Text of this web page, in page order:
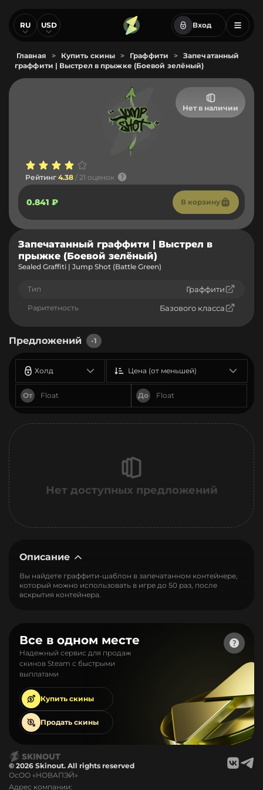
RU USD Вход
Главная > Купить скины > Граффити >
Запечатанный
граффити | Выстрел в прыжке (Боевой зелёный)
Нет в наличии
Рейтинг 4.38 / 21 оценок
0.841 ₽ В корзину
Запечатанный граффити | Выстрел в
прыжке (Боевой зелёный)
Sealed Graffiti | Jump Shot (Battle Green)
Тип Граффити
Раритетность Базового класса
Предложений -1
Холд
От До
Цена (от меньшей)
Нет доступных предложений
Описание
Вы найдете граффити-шаблон в запечатанном контейнере,
который можно использовать в игре до 50 раз, после
вскрытия контейнера.
Все в одном месте
Надежный сервис для продаж
скинов Steam с быстрыми
выплатами
Купить скины
Продать скины
© 2026 Skinout. All rights reserved
ОсОО «НОВАПЭЙ»
Адрес компании: